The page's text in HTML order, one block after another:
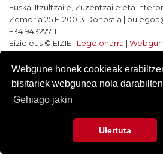
Webgune honek cookieak
bisitariek webgunea nola
Gehiago jakin
Ulertuta
Euskal Itzultzaile, Zuzentzaile eta
Zemoria 25 E-20013 Donostia |
+34.943277111
Eizie.eus © EIZIE | Lege oharra |